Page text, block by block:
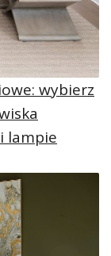
wybierz
lampie